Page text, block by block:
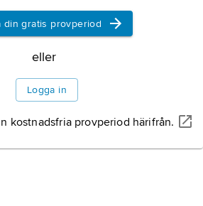
om artikeln
din gratis provperiod
eller
Logga in
kostnadsfria provperiod härifrån.